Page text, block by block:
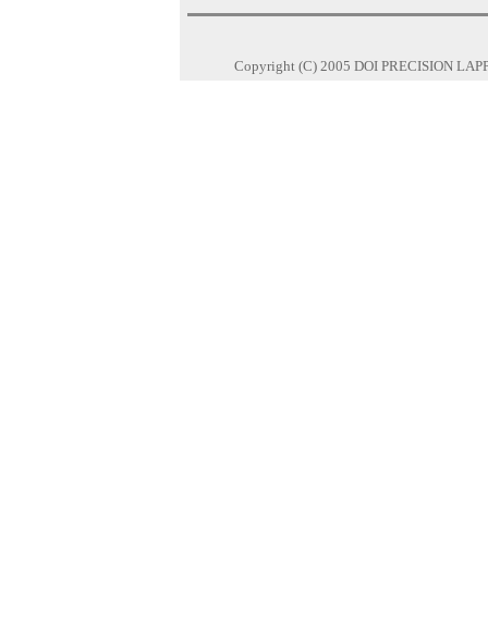
Copyright (C) 2005 DOI PRECISION